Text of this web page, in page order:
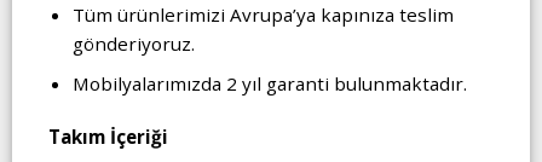
Tüm ürünlerimizi Avrupa’ya kapınıza teslim
gönderiyoruz.
Mobilyalarımızda 2 yıl garanti bulunmaktadır.
Takım İçeriği